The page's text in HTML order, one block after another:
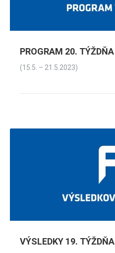
PROGRAM 20. TÝŽDŇA
(15.5. – 21.5.2023)
VÝSLEDKY 19. TÝŽDŇA